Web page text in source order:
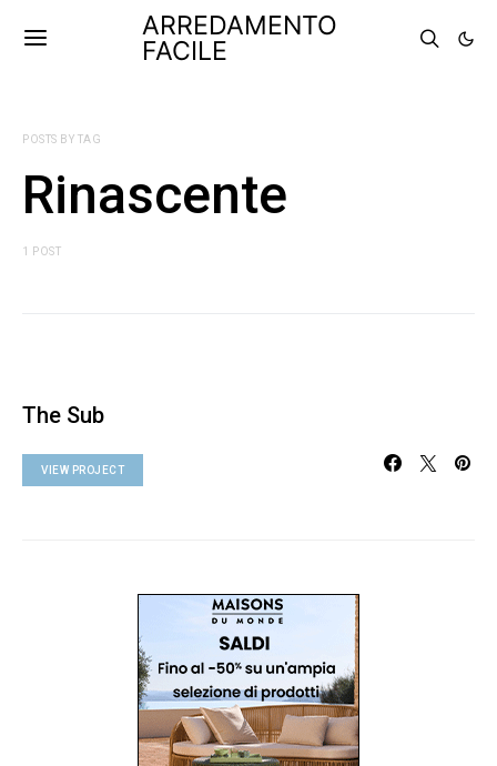
ARREDAMENTO
FACILE
POSTS BY TAG
Rinascente
1 POST
The Sub
VIEW PROJECT